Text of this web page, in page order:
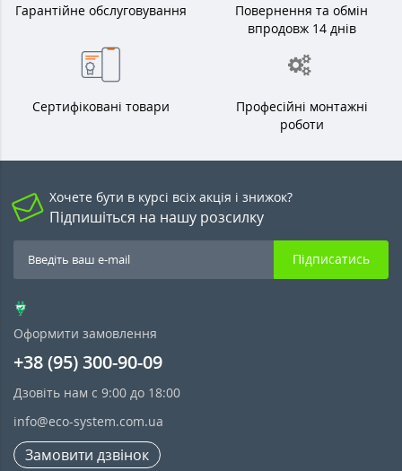
Гарантійне обслуговування
Повернення та обмін
впродовж 14 днів
Сертифіковані товари
Професійні монтажні
роботи
Хочете бути в курсі всіх акція і знижок?
Підпишіться на нашу розсилку
Підписатись
Оформити замовлення
+38 (95) 300-90-09
Дзовіть нам с 9:00 до 18:00
info@eco-system.com.ua
Замовити дзвінок